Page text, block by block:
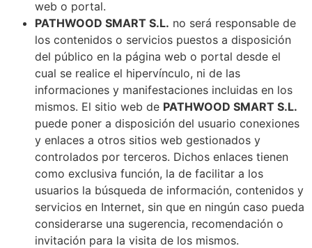
web o portal.
PATHWOOD SMART S.L. no será responsable de
los contenidos o servicios puestos a disposición
del público en la página web o portal desde el
cual se realice el hipervínculo, ni de las
informaciones y manifestaciones incluidas en los
mismos. El sitio web de PATHWOOD SMART S.L.
puede poner a disposición del usuario conexiones
y enlaces a otros sitios web gestionados y
controlados por terceros. Dichos enlaces tienen
como exclusiva función, la de facilitar a los
usuarios la búsqueda de información, contenidos y
servicios en Internet, sin que en ningún caso pueda
considerarse una sugerencia, recomendación o
invitación para la visita de los mismos.